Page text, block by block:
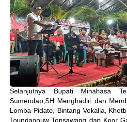
Selanjutnya Bupati Minahasa
Sumendap,SH Menghadiri dan
Lomba Pidato, Bintang Vokalia,
Toundanouw Tonsawang dan Koor